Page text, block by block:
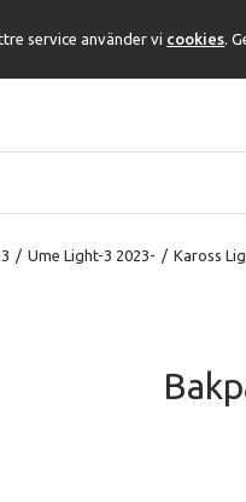
service använder vi cookies.
/ Ume Light-3 2023- / Kaross